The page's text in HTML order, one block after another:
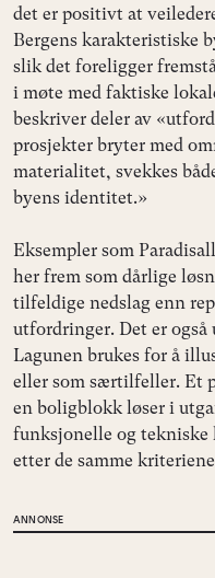
det er positivt at
Bergens karakteristiske
slik det foreligger
i møte med faktiske
beskriver deler av
prosjekter bryter med
materialitet, svekkes
byens identitet.»
Eksempler som
her frem som dårlige
tilfeldige nedslag enn
utfordringer. Det er
Lagunen brukes for å
eller som særtilfeller. Et
en boligblokk løser i
funksjonelle og tekniske
etter de samme
ANNONSE